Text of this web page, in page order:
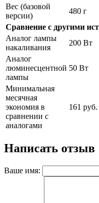
Вес (базовой
версии)
480 г
Сравнение с другими
Аналог лампы
накаливания
200 Вт
Аналог
люминесцентной
лампы
50 Вт
Минимальная
месячная
экономия в
сравнении с
аналогами
161 руб.
Написать отзыв
Ваше имя: